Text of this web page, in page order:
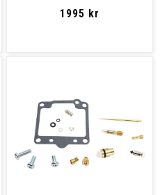
1995 kr